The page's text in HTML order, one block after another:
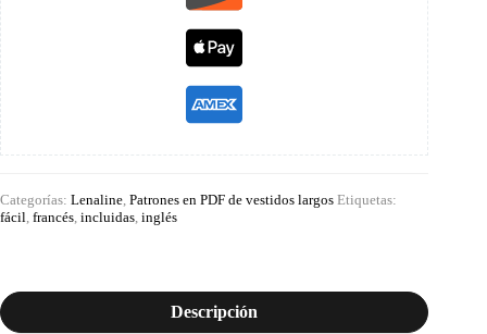
Categorías: Lenaline Patrones en PDF de vestidos largos Etiquetas:
fácil francés incluidas inglés
Descripción